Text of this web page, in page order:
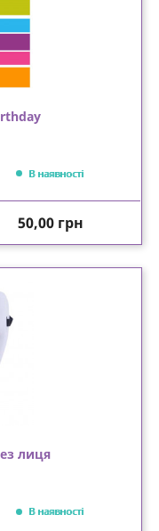
В наявності
Ціна
50,00 грн
лиця
В наявності